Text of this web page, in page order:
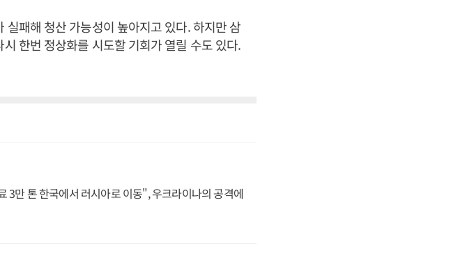
패해 청산 가능성이 높아지고 있다. 하지만 삼
한번 정상화를 시도할 기회가 열릴 수도 있다.
3만 톤 한국에서 러시아로 이동", 우크라이나의 공격에